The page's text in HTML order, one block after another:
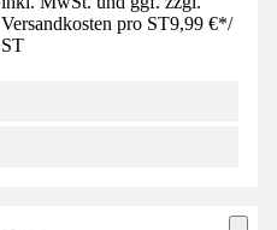
Versandkosten pro ST9,99 €*/
ST